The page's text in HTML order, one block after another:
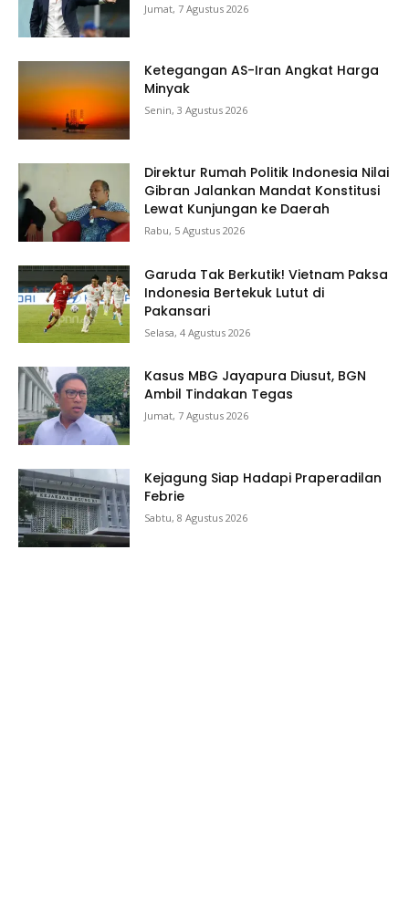
Jumat, 7 Agustus 2026
Ketegangan AS-Iran Angkat Harga
Minyak
Senin, 3 Agustus 2026
Direktur Rumah Politik Indonesia Nilai
Gibran Jalankan Mandat Konstitusi
Lewat Kunjungan ke Daerah
Rabu, 5 Agustus 2026
Garuda Tak Berkutik! Vietnam Paksa
Indonesia Bertekuk Lutut di
Pakansari
Selasa, 4 Agustus 2026
Kasus MBG Jayapura Diusut, BGN
Ambil Tindakan Tegas
Jumat, 7 Agustus 2026
Kejagung Siap Hadapi Praperadilan
Febrie
Sabtu, 8 Agustus 2026